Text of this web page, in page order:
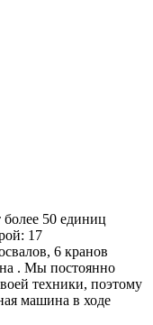
50 единиц
17
6 кранов
. Мы постоянно
техники, поэтому
машина в ходе